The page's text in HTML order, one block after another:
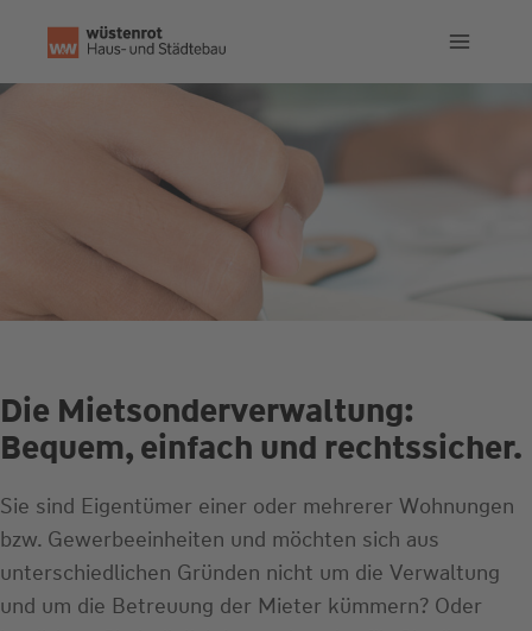
Inhalt
springen
Die Mietsonderverwaltung:
Bequem, einfach und rechtssicher.
Sie sind Eigentümer einer oder mehrerer Wohnungen
bzw. Gewerbeeinheiten und möchten sich aus
unterschiedlichen Gründen nicht um die Verwaltung
und um die Betreuung der Mieter kümmern? Oder